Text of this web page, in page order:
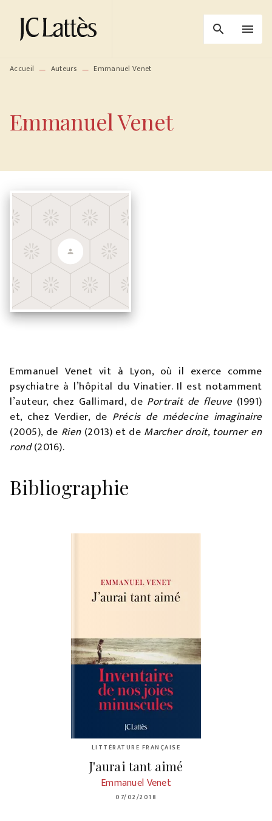
MENU RECHERCHE
PIED DE PAGE
search menu
Accueil — Auteurs — Emmanuel Venet
Emmanuel Venet
Emmanuel Venet vit à Lyon, où il exerce comme
psychiatre à l’hôpital du Vinatier. Il est notamment
l’auteur, chez Gallimard, de Portrait de fleuve (1991)
et, chez Verdier, de Précis de médecine imaginaire
(2005), de Rien (2013) et de Marcher droit, tourner en
rond(2016).
Bibliographie
LITTÉRATURE FRANÇAISE
J'aurai tant aimé
Emmanuel Venet
07/02/2018